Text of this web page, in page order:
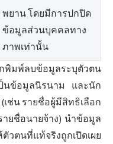
พยาน โดยมีการปกปิด
ข้อมูลส่วนบุคคลทาง
ภาพเท่านั้น
พิมพ์ลบข้อมูลระบุตัวตน
นข้อมูลนิรนาม และนัก
ช่น รายชื่อผู้มีสิทธิเลือก
ายชื่อนายจ้าง) นำข้อมูล
ตนที่แท้จริงถูกเปิดเผย